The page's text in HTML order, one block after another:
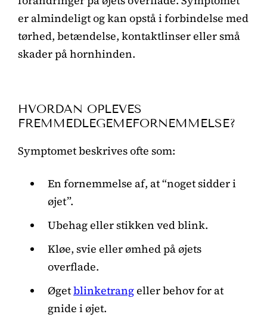
er almindeligt og kan opstå i forbindelse med
tørhed, betændelse, kontaktlinser eller små
skader på hornhinden.
HVORDAN OPLEVES
FREMMEDLEGEMEFORNEMMELSE?
Symptomet beskrives ofte som:
En fornemmelse af, at “noget sidder i
øjet”.
Ubehag eller stikken ved blink.
Kløe, svie eller ømhed på øjets
overflade.
Øgetblinketrangeller behov for at
gnide i øjet.